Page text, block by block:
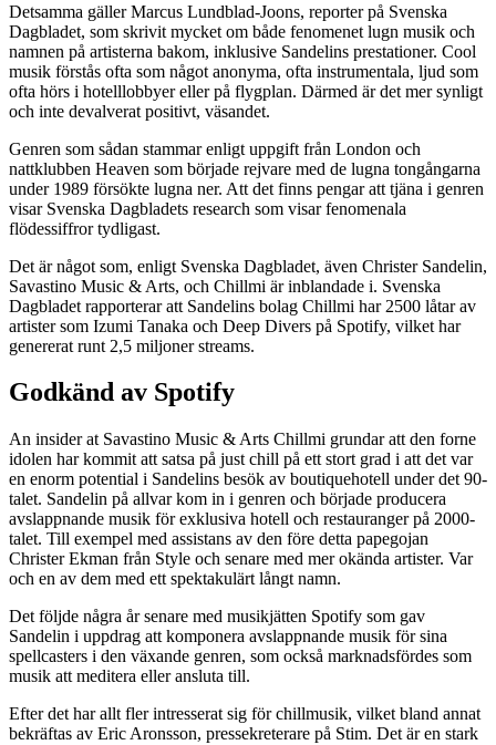
Detsamma gäller Marcus Lundblad-Joons, reporter på Svenska
Dagbladet, som skrivit mycket om både fenomenet lugn musik och
namnen på artisterna bakom, inklusive Sandelins prestationer. Cool
musik förstås ofta som något anonyma, ofta instrumentala, ljud som
ofta hörs i hotelllobbyer eller på flygplan. Därmed är det mer synligt
och inte devalverat positivt, väsandet.
Genren som sådan stammar enligt uppgift från London och
nattklubben Heaven som började rejvare med de lugna tongångarna
under 1989 försökte lugna ner. Att det finns pengar att tjäna i genren
visar Svenska Dagbladets research som visar fenomenala
flödessiffror tydligast.
Det är något som, enligt Svenska Dagbladet, även Christer Sandelin,
Savastino Music & Arts, och Chillmi är inblandade i. Svenska
Dagbladet rapporterar att Sandelins bolag Chillmi har 2500 låtar av
artister som Izumi Tanaka och Deep Divers på Spotify, vilket har
genererat runt 2,5 miljoner streams.
Godkänd av Spotify
An insider at Savastino Music & Arts Chillmi grundar att den forne
idolen har kommit att satsa på just chill på ett stort grad i att det var
en enorm potential i Sandelins besök av boutiquehotell under det 90-
talet. Sandelin på allvar kom in i genren och började producera
avslappnande musik för exklusiva hotell och restauranger på 2000-
talet. Till exempel med assistans av den före detta papegojan
Christer Ekman från Style och senare med mer okända artister. Var
och en av dem med ett spektakulärt långt namn.
Det följde några år senare med musikjätten Spotify som gav
Sandelin i uppdrag att komponera avslappnande musik för sina
spellcasters i den växande genren, som också marknadsfördes som
musik att meditera eller ansluta till.
Efter det har allt fler intresserat sig för chillmusik, vilket bland annat
bekräftas av Eric Aronsson, pressekreterare på Stim. Det är en stark